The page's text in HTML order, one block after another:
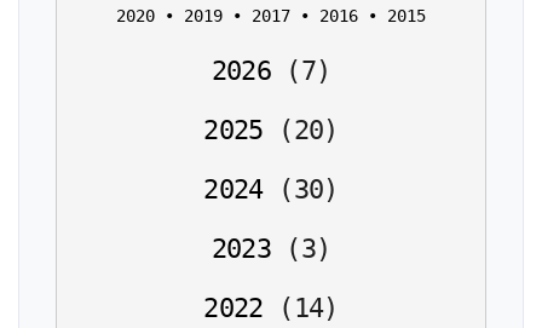
2020 • 2019 • 2017 • 2016 • 2015
2026 (7)
2025
(20)
2024
(30)
2023
(3)
2022
( 14)